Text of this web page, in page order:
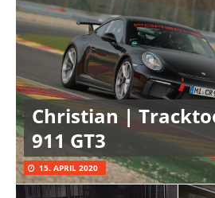
Christian |
911 GT3
15. APRIL 2020